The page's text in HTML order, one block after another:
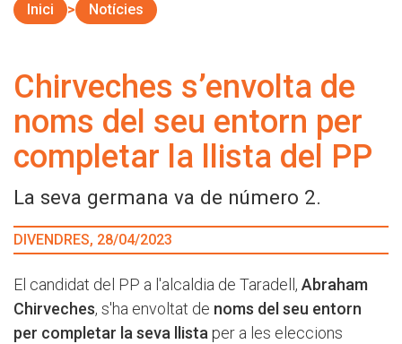
Inici Notícies
Chirveches s’envolta de
noms del seu entorn per
completar la llista del PP
La seva germana va de número 2.
DIVENDRES, 28/04/2023
El candidat del PP a l'alcaldia de Taradell, Abraham
Chirveches, s'ha envoltat de noms del seu entorn
per completar la seva llista per a les eleccions